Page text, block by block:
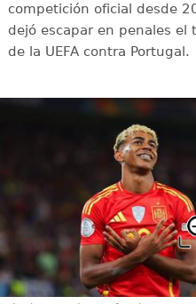
competición oficial desde
dejó escapar en penales el
de la UEFA contra Portugal.